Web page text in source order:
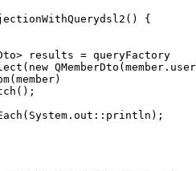
()
{
> results = queryFactory
( new QMemberDto ( member .
( member)
() ;
( System . out :: println ) ;